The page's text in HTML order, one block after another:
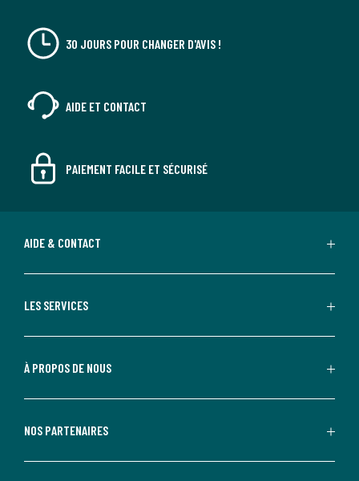
30 JOURS POUR CHANGER D'AVIS !
AIDE ET CONTACT
PAIEMENT FACILE ET SÉCURISÉ
AIDE & CONTACT
LES SERVICES
À PROPOS DE NOUS
NOS PARTENAIRES